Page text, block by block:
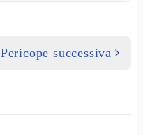
Pericope successiva